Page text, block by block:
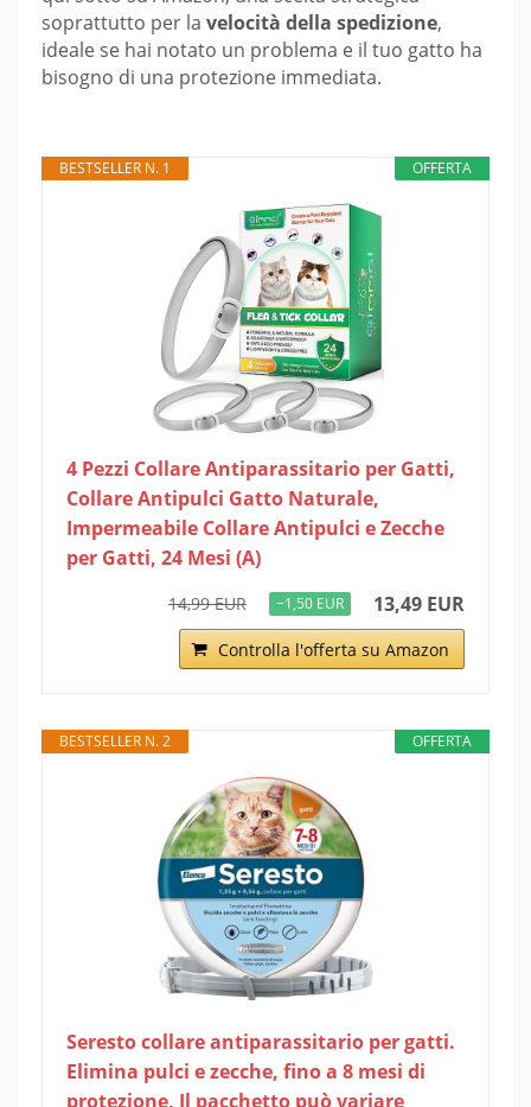
soprattutto per la velocità della spedizione,
ideale se hai notato un problema e il tuo gatto ha
bisogno di una protezione immediata.
OFFERTA
BESTSELLER N. 1
4 Pezzi Collare Antiparassitario per Gatti,
Collare Antipulci Gatto Naturale,
Impermeabile Collare Antipulci e Zecche
per Gatti, 24 Mesi (A)
14,99 EUR −1,50 EUR 13,49 EUR
Controlla l'offerta su Amazon
OFFERTA
BESTSELLER N. 2
Seresto collare antiparassitario per gatti.
Elimina pulci e zecche, fino a 8 mesi di
protezione, Il pacchetto può variare